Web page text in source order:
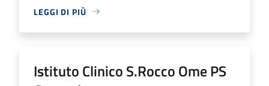
LEGGI DI PIÙ
Istituto Clinico S.Rocco Ome PS